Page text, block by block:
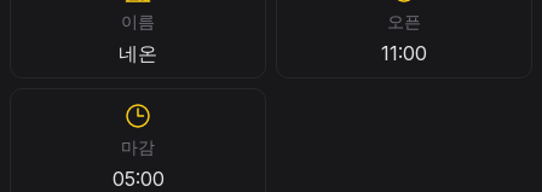
이름
네온
오픈
11:00
마감
05:00